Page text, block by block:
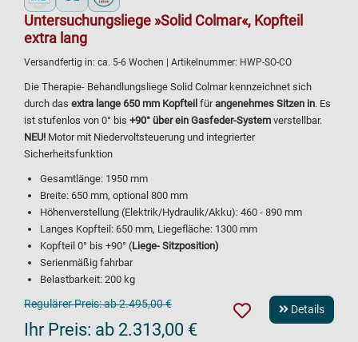
Untersuchungsliege »Solid Colmar«, Kopfteil
extra lang
Versandfertig in: ca. 5-6 Wochen | Artikelnummer: HWP-SO-CO
Die Therapie- Behandlungsliege Solid Colmar kennzeichnet sich
durch das extra lange 650 mm Kopfteil fürangenehmes Sitzen in. Es
ist stufenlos von 0° bis +90° über ein Gasfeder-System verstellbar.
NEU! Motor mit Niedervoltsteuerung und integrierter
Sicherheitsfunktion
Gesamtlänge: 1950 mm
Breite: 650 mm, optional 800 mm
Höhenverstellung (Elektrik/Hydraulik/Akku): 460 - 890 mm
Langes Kopfteil: 650 mm, Liegefläche: 1300 mm
Kopfteil 0° bis +90° (Liege- Sitzposition)
Serienmäßig fahrbar
Belastbarkeit: 200 kg
Regulärer Preis:ab 2.495,00 €
Ihr Preis: ab 2.313,00 €
Details